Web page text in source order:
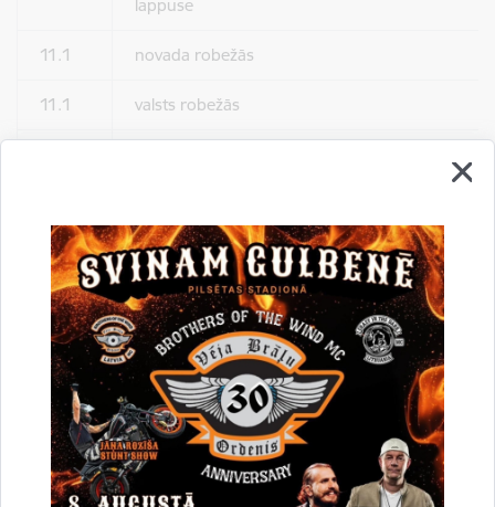
lappuse
11.1 novada robežās
11.1 valsts robežās
12.1.
1-55 lapu dokumenta laminēšana 1
dokuments
12.2.
56-100 lapu dokumenta laminēšana 1
dokuments
12.3.
101-340 lapu dokumenta laminēšana 1
dokuments
13. Laminēšana1 lapa